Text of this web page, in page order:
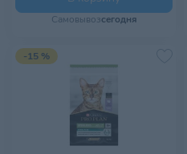
Самовывозсегодня
-15 %